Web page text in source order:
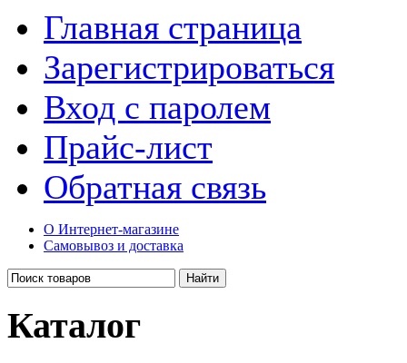
Главная страница
Зарегистрироваться
Вход с паролем
Прайс-лист
Обратная связь
О Интернет-магазине
Самовывоз и доставка
Каталог